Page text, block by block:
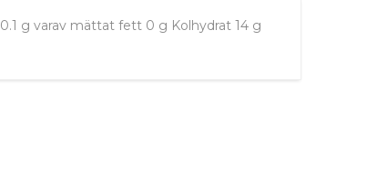
g varav mättat fett 0 g Kolhydrat 14 g